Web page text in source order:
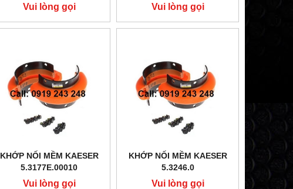
Vui lòng gọi Vui lòng gọi
KHỚP NỐI MỀM KAESER
5.3177E.00010
Vui lòng gọi
KHỚP NỐI MỀM KAESER
5.3246.0
Vui lòng gọi